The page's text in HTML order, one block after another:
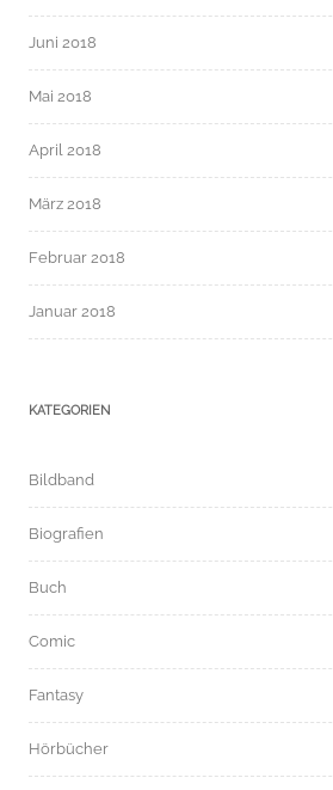
Juni 2018
Mai 2018
April 2018
März 2018
Februar 2018
Januar 2018
KATEGORIEN
Bildband
Biografien
Buch
Comic
Fantasy
Hörbücher